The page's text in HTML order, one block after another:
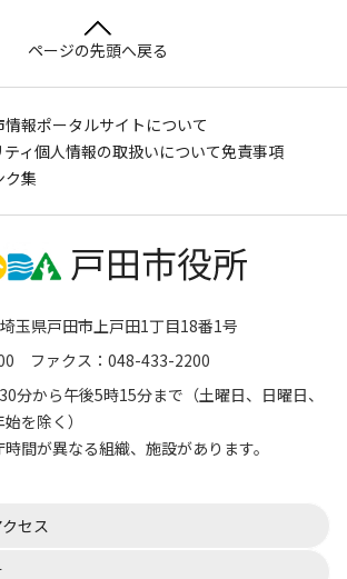
ページの先頭へ戻る
情報ポータルサイトについて
ィ個人情報の取扱いについて免責事項
ク集
玉県戸田市上戸田1丁目18番1号
ファクス：048-433-2200
分から午後5時15分まで（土曜日、日曜日、
を除く）
時間が異なる組織、施設があります。
セス